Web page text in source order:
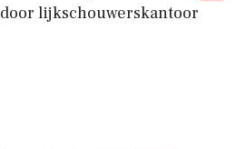
door lijkschouwerskantoor